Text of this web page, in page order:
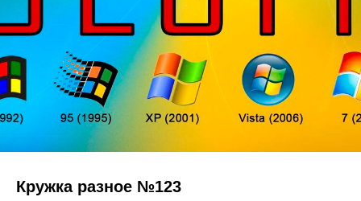
Кружка разное №123